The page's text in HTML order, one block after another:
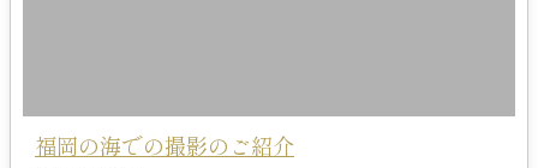
福岡の海での撮影のご紹介